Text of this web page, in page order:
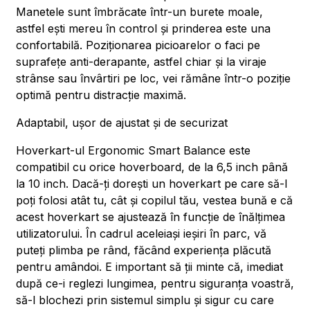
Manetele sunt îmbrăcate într-un burete moale,
astfel ești mereu în control și prinderea este una
confortabilă. Poziționarea picioarelor o faci pe
suprafețe anti-derapante, astfel chiar și la viraje
strânse sau învârtiri pe loc, vei rămâne într-o poziție
optimă pentru distracție maximă.
Adaptabil, ușor de ajustat și de securizat
Hoverkart-ul Ergonomic Smart Balance este
compatibil cu orice hoverboard, de la 6,5 inch până
la 10 inch. Dacă-ți dorești un hoverkart pe care să-l
poți folosi atât tu, cât și copilul tău, vestea bună e că
acest hoverkart se ajustează în funcție de înălțimea
utilizatorului. În cadrul aceleiași ieșiri în parc, vă
puteți plimba pe rând, făcând experiența plăcută
pentru amândoi. E important să ții minte că, imediat
după ce-i reglezi lungimea, pentru siguranța voastră,
să-l blochezi prin sistemul simplu și sigur cu care